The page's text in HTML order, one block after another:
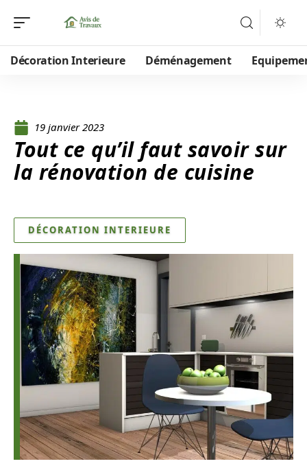
Décoration Interieure Déménagement
19 janvier 2023
Tout ce qu’il faut savoir sur
la rénovation de cuisine
DÉCORATION INTERIEURE